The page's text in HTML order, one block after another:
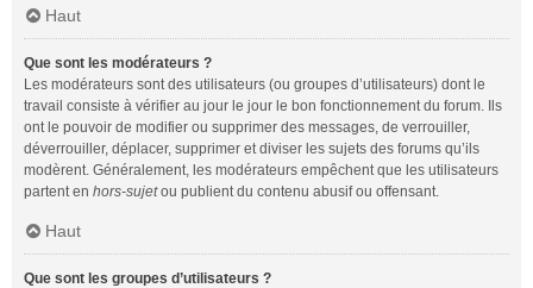
Haut
Que sont les modérateurs ?
Les modérateurs sont des utilisateurs (ou groupes d’utilisateurs) dont le
travail consiste à vérifier au jour le jour le bon fonctionnement du forum. Ils
ont le pouvoir de modifier ou supprimer des messages, de verrouiller,
déverrouiller, déplacer, supprimer et diviser les sujets des forums qu’ils
modèrent. Généralement, les modérateurs empêchent que les utilisateurs
partent en hors-sujetou publient du contenu abusif ou offensant.
Haut
Que sont les groupes d’utilisateurs ?